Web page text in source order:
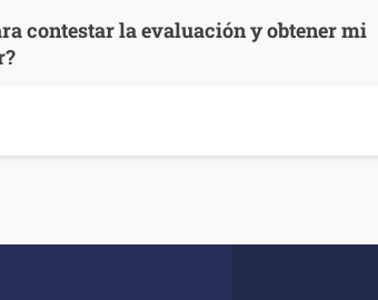
contestar la evaluación y obtener mi